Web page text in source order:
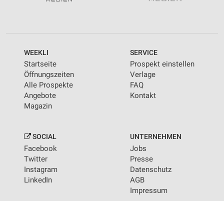
WEEKLI
Startseite
Öffnungszeiten
Alle Prospekte
Angebote
Magazin
SERVICE
Prospekt einstellen
Verlage
FAQ
Kontakt
SOCIAL
Facebook
Twitter
Instagram
LinkedIn
UNTERNEHMEN
Jobs
Presse
Datenschutz
AGB
Impressum